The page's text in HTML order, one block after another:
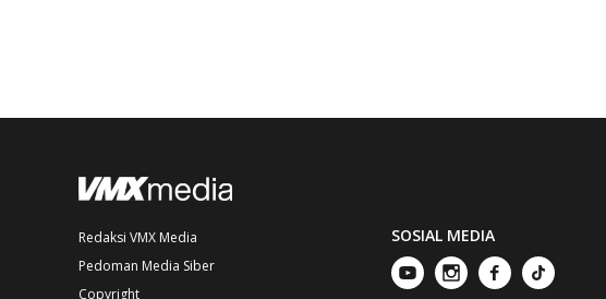
Redaksi VMX Media
Pedoman Media Siber
Copyright
SOSIAL MEDIA